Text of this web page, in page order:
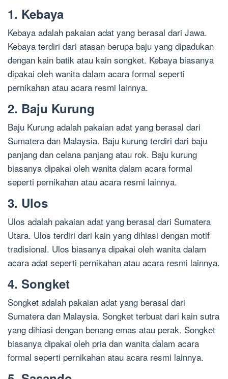
1. Kebaya
Kebaya adalah pakaian adat yang berasal dari Jawa.
Kebaya terdiri dari atasan berupa baju yang dipadukan
dengan kain batik atau kain songket. Kebaya biasanya
dipakai oleh wanita dalam acara formal seperti
pernikahan atau acara resmi lainnya.
2. Baju Kurung
Baju Kurung adalah pakaian adat yang berasal dari
Sumatera dan Malaysia. Baju kurung terdiri dari baju
panjang dan celana panjang atau rok. Baju kurung
biasanya dipakai oleh wanita dalam acara formal
seperti pernikahan atau acara resmi lainnya.
3. Ulos
Ulos adalah pakaian adat yang berasal dari Sumatera
Utara. Ulos terdiri dari kain yang dihiasi dengan motif
tradisional. Ulos biasanya dipakai oleh wanita dalam
acara adat seperti pernikahan atau acara resmi lainnya.
4. Songket
Songket adalah pakaian adat yang berasal dari
Sumatera dan Malaysia. Songket terbuat dari kain sutra
yang dihiasi dengan benang emas atau perak. Songket
biasanya dipakai oleh pria dan wanita dalam acara
formal seperti pernikahan atau acara resmi lainnya.